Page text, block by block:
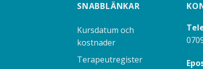
SNABBLÄNKAR
Kursdatum och
kostnader
Terapeutregister